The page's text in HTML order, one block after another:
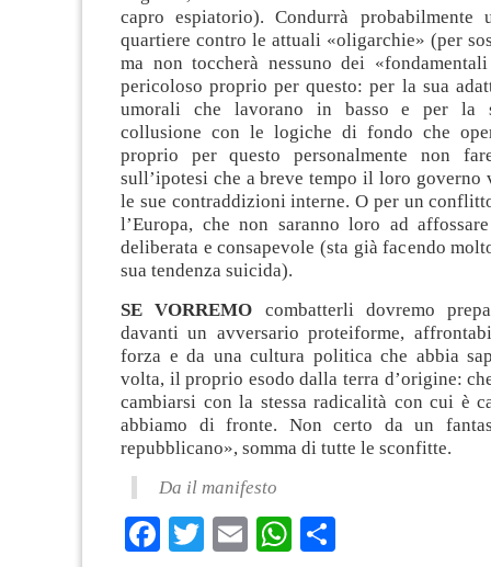
capro espiatorio). Condurrà probabilmente
quartiere contro le attuali «oligarchie» (per
ma non toccherà nessuno dei
pericoloso proprio per questo: per la sua
umorali che lavorano in basso e per la
collusione con le logiche di fondo che
proprio per questo personalmente non
sull’ipotesi che a breve tempo il loro governo
le sue contraddizioni interne. O per un
l’Europa, che non saranno loro ad
deliberata e consapevole (sta già facendo
sua tendenza suicida).
SE VORREMO combatterli dovremo
davanti un avversario proteiforme,
forza e da una cultura politica che abbia
volta, il proprio esodo dalla terra d’origine:
cambiarsi con la stessa radicalità con cui è
abbiamo di fronte. Non certo da un
repubblicano», somma di tutte le sconfitte.
Da il manifesto
Facebook
TwitterEmailWhatsApp